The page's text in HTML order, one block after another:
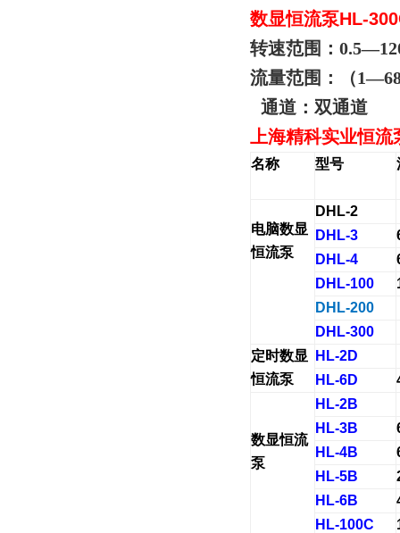
数显恒流泵HL-
转速范围：
流量范围：（
通道：双通道
上海精科实业恒流
名称 型号
电脑数显
恒流泵
DHL-2
DHL-3
DHL-4
DHL-100
DHL-200
DHL-300
定时数显
恒流泵
HL-2D
HL-6D
数显恒流
泵
HL-2B
HL-3B
HL-4B
HL-5B
HL-6B
HL-100C